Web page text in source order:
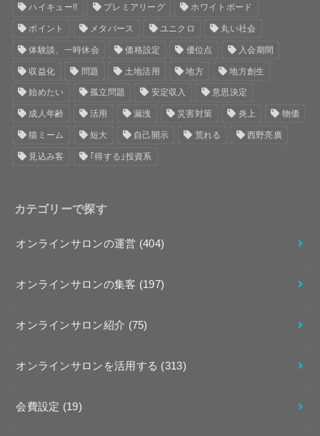
ハイキュー!! プレミアリーグ ホワイトボード
ポイント メタバース ユニクロ 丸い社会
体験談、一時休会 価格設定 優位点 入会期間
収益化 問題 土地活用 地方 地方創生
始めたい 孤立問題 安定収入 意思決定
成人年齢 活用 漏洩 災害対策 炎上 物価
猫ミーム 短大 自己開示 荒れる 西野亮廣
見込み客 ｢得する｣投資系
カテゴリーで探す
オンラインサロンの運営 (404)
オンラインサロンの集客 (197)
オンラインサロン紹介 (75)
オンラインサロンを活用する (313)
会費設定 (19)